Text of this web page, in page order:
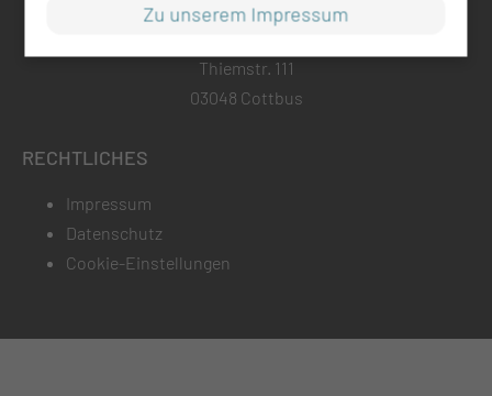
Thiemstr. 111
03048 Cottbus
RECHTLICHES
Impressum
Datenschutz
Cookie-Einstellungen
Zu unserem Impressum